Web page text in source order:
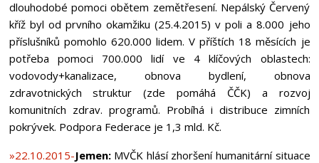
dlouhodobé pomoci obětem zemětřesení. Nepálský Červený
kříž byl od prvního okamžiku (25.4.2015) v poli a 8.000 jeho
příslušníků pomohlo 620.000 lidem. V příštích 18 měsících je
potřeba pomoci 700.000 lidí ve 4 klíčových oblastech:
vodovody+kanalizace, obnova bydlení, obnova
zdravotnických struktur (zde pomáhá ČČK) a rozvoj
komunitních zdrav. programů. Probíhá i distribuce zimních
pokrývek. Podpora Federace je 1,3 mld. Kč.
»22.10.2015-Jemen: MVČK hlásí zhoršení humanitární situace